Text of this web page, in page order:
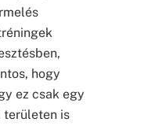
hogy
ez csak egy
területen is